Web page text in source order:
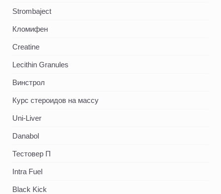
Strombaject
Кломифен
Creatine
Lecithin Granules
Винстрол
Курс стероидов на массу
Uni-Liver
Danabol
Тестовер П
Intra Fuel
Black Kick